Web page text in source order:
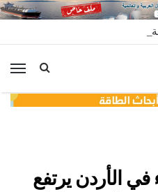
في الأردن يرتفع